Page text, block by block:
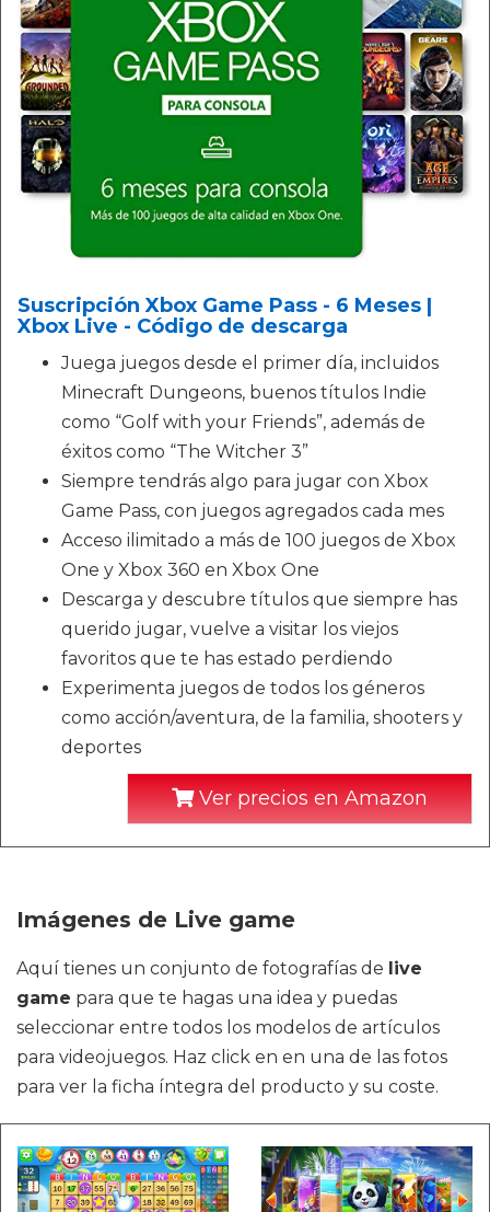
Suscripción Xbox Game Pass - 6 Meses |
Xbox Live - Código de descarga
Juega juegos desde el primer día, incluidos
Minecraft Dungeons, buenos títulos Indie
como “Golf with your Friends”, además de
éxitos como “The Witcher 3”
Siempre tendrás algo para jugar con Xbox
Game Pass, con juegos agregados cada mes
Acceso ilimitado a más de 100 juegos de Xbox
One y Xbox 360 en Xbox One
Descarga y descubre títulos que siempre has
querido jugar, vuelve a visitar los viejos
favoritos que te has estado perdiendo
Experimenta juegos de todos los géneros
como acción/aventura, de la familia, shooters y
deportes
Ver precios en Amazon
Imágenes de Live game
Aquí tienes un conjunto de fotografías de live
game para que te hagas una idea y puedas
seleccionar entre todos los modelos de artículos
para videojuegos. Haz click en en una de las fotos
para ver la ficha íntegra del producto y su coste.